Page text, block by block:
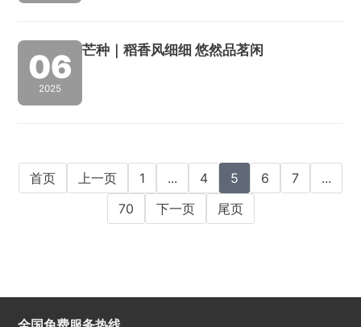
06
2025
芒种｜稻香风细细 悠然品茗闲
首页 上一页 1 ... 4 5 6 7
...
70
下一页 尾页